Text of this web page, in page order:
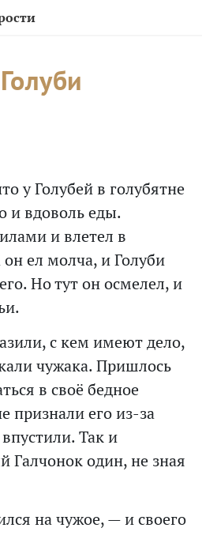
у Голубей в голубятне
и вдоволь еды.
и влетел в
ел молча, и Голуби
Но тут он осмелел, и
с кем имеют дело,
чужака. Пришлось
в своё бедное
признали его из-за
Так и
Галчонок один, не зная
на чужое, — и своего